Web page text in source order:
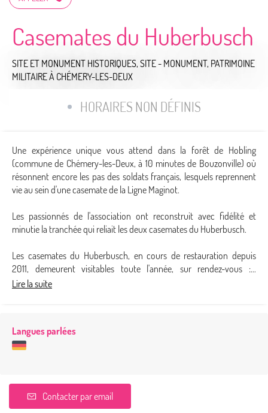
Casemates du Huberbusch
SITE ET MONUMENT HISTORIQUES, SITE - MONUMENT, PATRIMOINE
MILITAIREÀ CHÉMERY-LES-DEUX
HORAIRES NON DÉFINIS
Une expérience unique vous attend dans la forêt de Hobling
(commune de Chémery-les-Deux, à 10 minutes de Bouzonville) où
résonnent encore les pas des soldats français, lesquels reprennent
vie au sein d'une casemate de la Ligne Maginot.
Les passionnés de l'association ont reconstruit avec fidélité et
minutie la tranchée qui reliait les deux casemates du Huberbusch.
Les casemates du Huberbusch, en cours de restauration depuis
2011, demeurent visitables toute l'année, sur rendez-vous :...
Lire la suite
Langues parlées
Contacter par email